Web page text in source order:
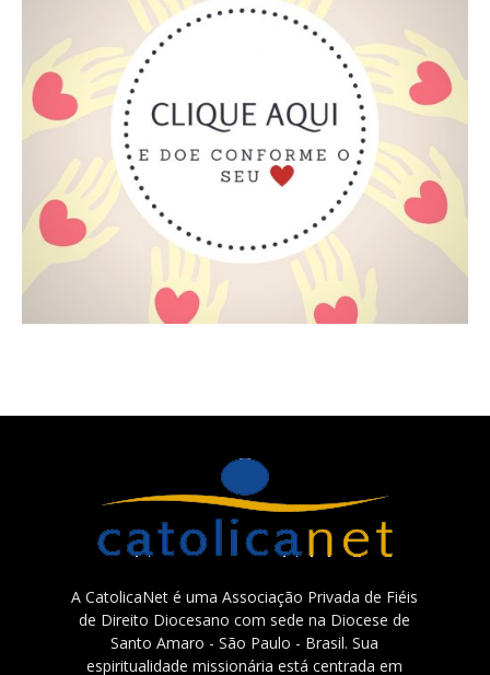
A CatolicaNet é uma Associação Privada de Fiéis
de Direito Diocesano com sede na Diocese de
Santo Amaro - São Paulo - Brasil. Sua
espiritualidade missionária está centrada em